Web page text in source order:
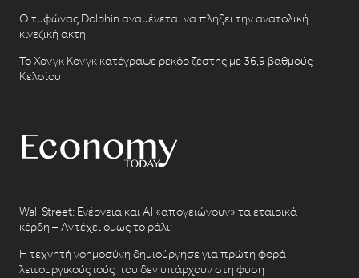
Ο τυφώνας Dolphin αναμένεται να πλήξει την ανατολική
κινεζική ακτή
Το Χονγκ Κονγκ κατέγραψε ρεκόρ ζέστης με 36,9 βαθμούς
Κελσίου
Wall Street: Ενέργεια και AI «απογειώνουν» τα εταιρικά
κέρδη – Αντέχει όμως το ράλι;
Η τεχνητή νοημοσύνη δημιούργησε για πρώτη φορά
λειτουργικούς ιούς που δεν υπάρχουν στη φύση